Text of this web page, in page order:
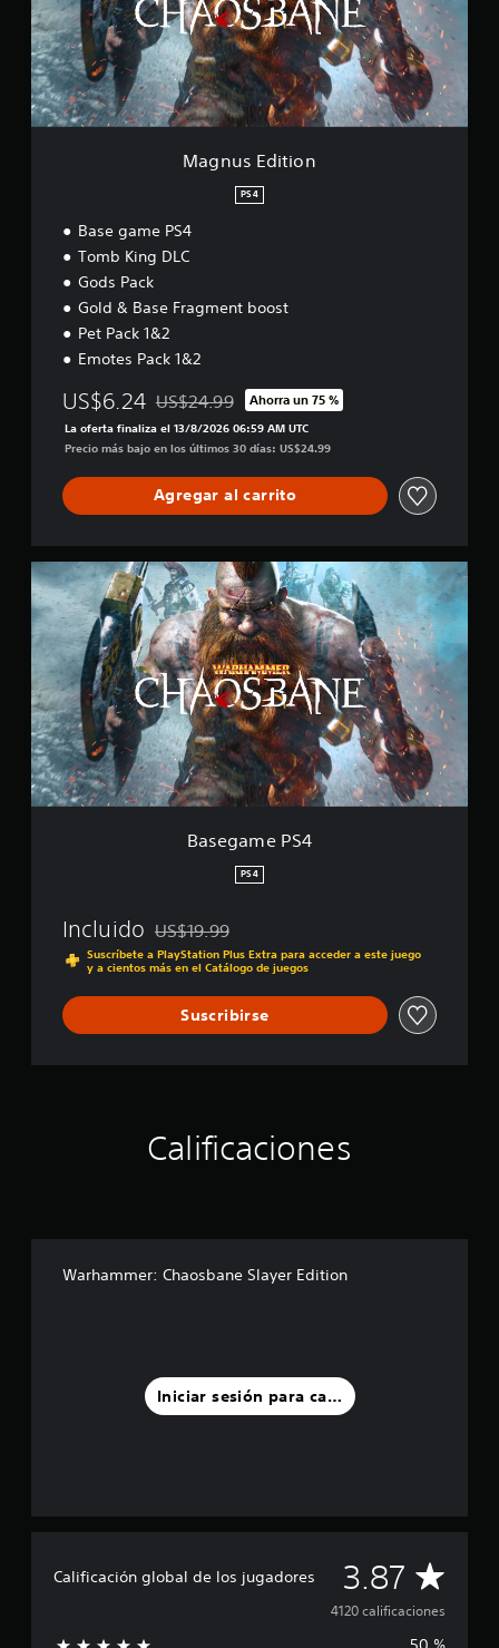
E
d
i
t
i
o
n
Magnus Edition
PS4
Base game PS4
Tomb King DLC
Gods Pack
Gold & Base Fragment boost
Pet Pack 1&2
Emotes Pack 1&2
US$6.24 Rebajado del precio original de US$24.99
US$24.99 Ahorra un 75 %
La oferta finaliza el 13/8/2026 06:59 AM UTC
Precio más bajo en los últimos 30 días: US$24.99
Agregar al carrito
B
a
s
e
g
m
e
P
S
4
Basegame PS4
PS4
Incluido Rebajado del precio original de US$19.99
US$19.99
Suscríbete a PlayStation Plus Extra para acceder a este juego
y a cientos más en el Catálogo de juegos
Suscribirse
Calificaciones
Warhammer: Chaosbane Slayer Edition
Iniciar sesión para calificar
Calificación global de los jugadores 3.87 C
a
4120 calificaciones